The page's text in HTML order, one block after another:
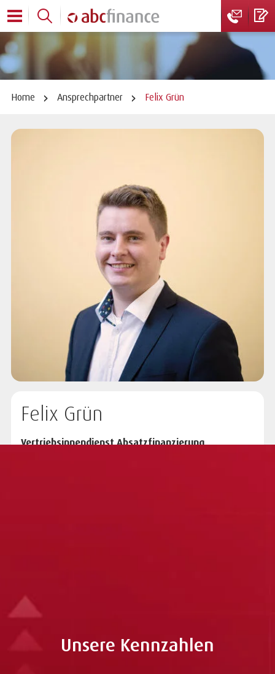
Home Ansprechpartner Felix Grün
Felix Grün
Vertriebsinnendienst Absatzfinanzierung
Unsere Kennzahlen